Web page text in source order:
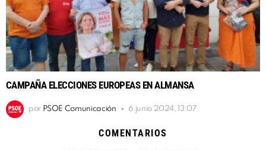
CAMPAÑA ELECCIONES EUROPEAS EN ALMANSA
por PSOE Comunicación 6 junio 2024, 13:07
COMENTARIOS